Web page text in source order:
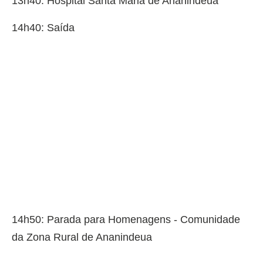
14h40: Saída
14h50: Parada para Homenagens - Comunidade
da Zona Rural de Ananindeua